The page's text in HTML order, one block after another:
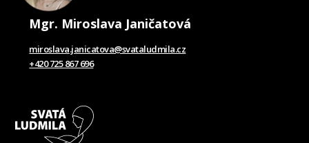
Mgr. Miroslava Janičatová
miroslava.janicatova@svataludmila.cz
+420 725 867 696